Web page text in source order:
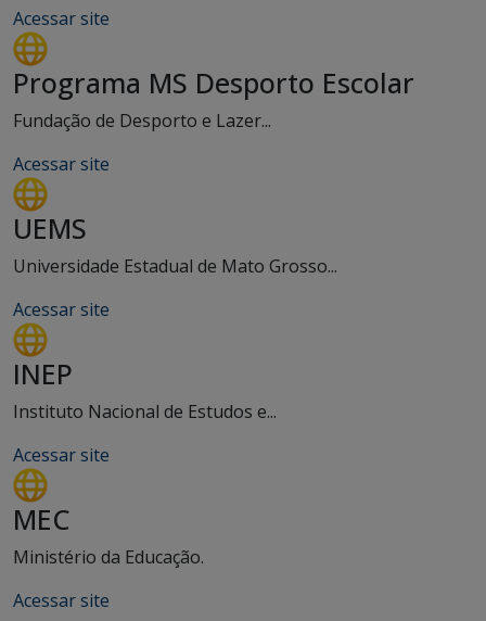
Acessar site
Programa MS Desporto Escolar
Fundação de Desporto e Lazer...
Acessar site
UEMS
Universidade Estadual de Mato Grosso...
Acessar site
INEP
Instituto Nacional de Estudos e...
Acessar site
MEC
Ministério da Educação.
Acessar site